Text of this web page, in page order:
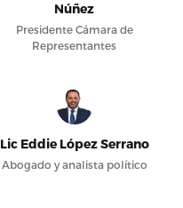
Núñez
Presidente Cámara de
Representantes
Lic Eddie López Serrano
Abogado y analista político